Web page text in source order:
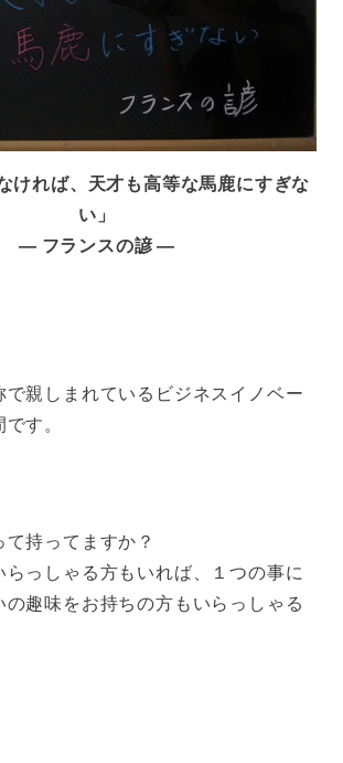
ければ、天才も高等な馬鹿にすぎな
い」
― フランスの諺―
で親しまれているビジネスイノベー
す。
持ってますか？
らっしゃる方もいれば、１つの事に
の趣味をお持ちの方もいらっしゃる